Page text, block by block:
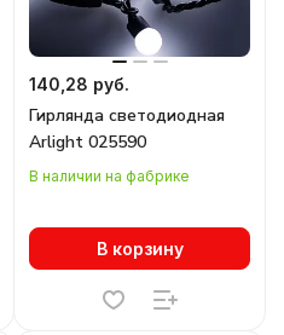
140,28 руб.
Гирлянда светодиодная
Arlight 025590
В наличии на фабрике
В корзину